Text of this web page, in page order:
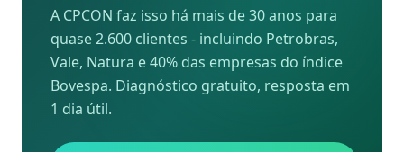
A CPCON faz isso há mais de 30 anos para
quase 2.600 clientes - incluindo Petrobras,
Vale, Natura e 40% das empresas do índice
Bovespa. Diagnóstico gratuito, resposta em
1 dia útil.